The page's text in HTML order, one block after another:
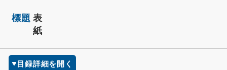
標題 表
紙
目録詳細を開く